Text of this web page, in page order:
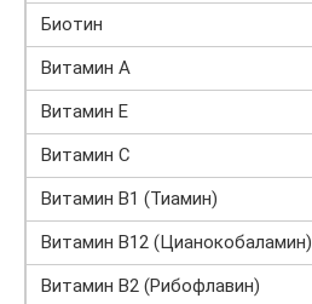
Биотин
Витамин A
Витамин E
Витамин C
Витамин B1 (Тиамин)
Витамин В12 (Цианокобаламин)
Витамин B2 (Рибофлавин)